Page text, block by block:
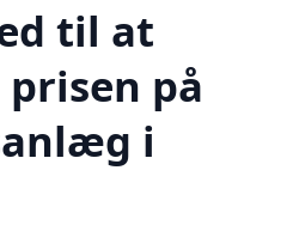
til at
på
i